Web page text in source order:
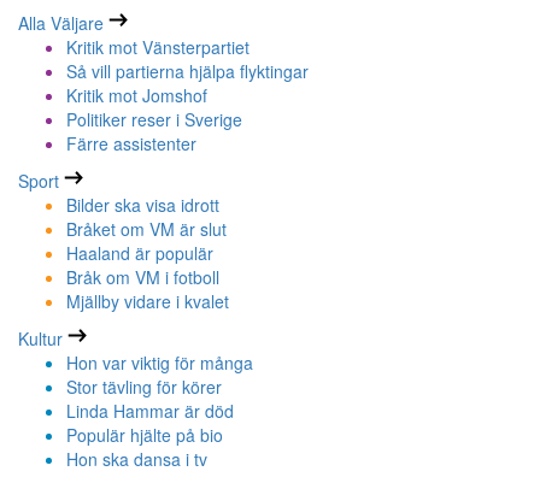
Alla Väljare
Kritik mot Vänsterpartiet
Så vill partierna hjälpa flyktingar
Kritik mot Jomshof
Politiker reser i Sverige
Färre assistenter
Sport
Bilder ska visa idrott
Bråket om VM är slut
Haaland är populär
Bråk om VM i fotboll
Mjällby vidare i kvalet
Kultur
Hon var viktig för många
Stor tävling för körer
Linda Hammar är död
Populär hjälte på bio
Hon ska dansa i tv